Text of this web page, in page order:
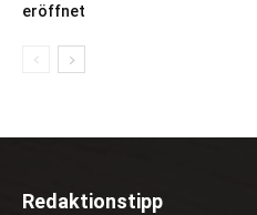
eröffnet
Redaktionstipp